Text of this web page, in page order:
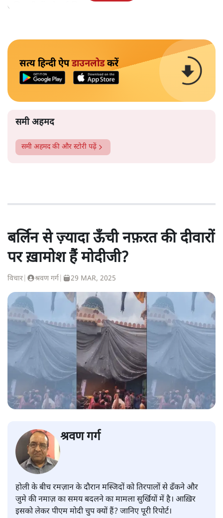
अधिकारियों को उर्दू सिखाई जाएगी।
सत्य हिन्दी ऐपडाउनलोडकरें
समी अहमद
समी अहमदकी और स्टोरी पढ़ें
बर्लिन से ज़्यादा ऊँची नफ़रत की दीवारों
पर ख़ामोश हैं मोदीजी?
विचार श्रवण गर्ग 29 MAR, 2025
श्रवण गर्ग
होली के बीच रमज़ान के दौरान मस्जिदों को तिरपालों से ढँकने और
जुमे की नमाज़ का समय बदलने का मामला सुर्खियों में है। आख़िर
इसको लेकर पीएम मोदी चुप क्यों हैं? जानिए पूरी रिपोर्ट।